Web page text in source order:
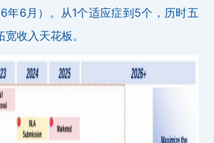
年6月）。从1个适应症到5个，历时五
收入天花板。